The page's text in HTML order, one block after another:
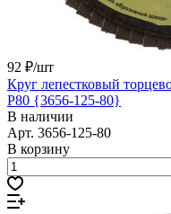
92 ₽/шт
Круг лепестковый
Р80 {3656-125-80}
В наличии
Арт. 3656-125-80
В корзину